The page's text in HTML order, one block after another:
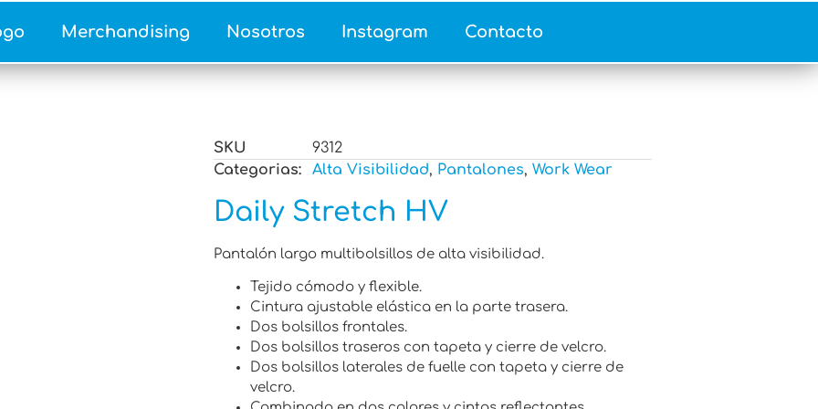
Merchandising Nosotros Instagram Contacto
SKU
9312
Categorias:
Alta Visibilidad, Pantalones, Work Wear
Daily Stretch HV
Pantalón largo multibolsillos de alta visibilidad.
Tejido cómodo y flexible.
Cintura ajustable elástica en la parte trasera.
Dos bolsillos frontales.
Dos bolsillos traseros con tapeta y cierre de velcro.
Dos bolsillos laterales de fuelle con tapeta y cierre de
velcro.